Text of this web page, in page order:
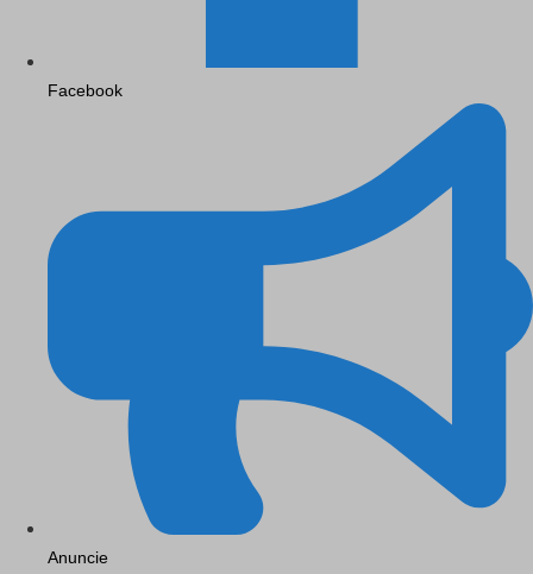
Facebook
Anuncie